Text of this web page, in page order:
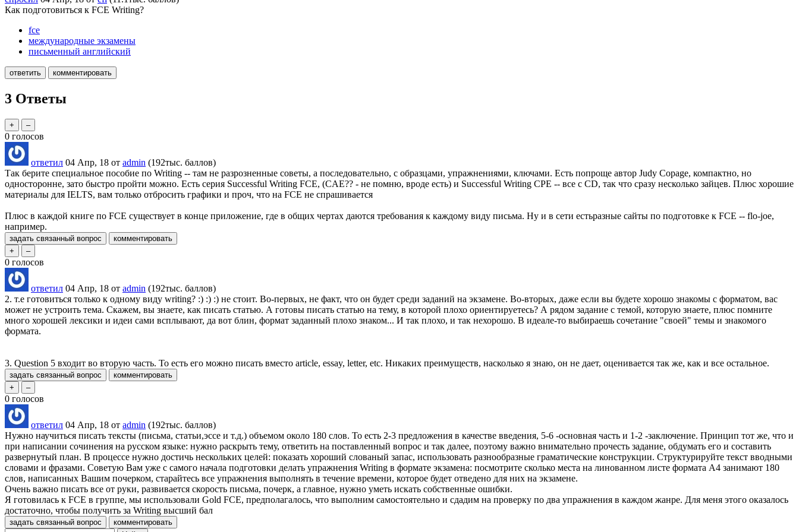
Как подготовиться к FCE Writing?
fce
международные экзамены
письменный английский
3 Ответы
0 голосов
ответил 04 Апр, 18 от admin (192тыс. баллов)
Так берите специальное пособие по Writing -- там не разрозненные советы, а последовательно, с образцами, упражнениями, ключами. Есть попроще автор Judy Copage, компактно, но
односторонне, зато быстро пройти можно. Есть серия Successful Writing FCE, (CAE?? - не помню, вроде есть) и Successful Writing CPE -- все с СD, так что сразу несколько зайцев. Плюс хорошие
материалы для IELTS, вам только отбросить графики и проч, что на FCE не спрашивается
Плюс в каждой книге по FCE существует в конце приложение, где в общих чертах даются требования к каждому виду письма. Ну и в сети естьразные сайты по подготовке к FCE -- flo-joe,
например.
0 голосов
ответил 04 Апр, 18 от admin (192тыс. баллов)
2. т.е готовиться только к одному виду writing? :) :) :) не стоит. Во-первых, не факт, что он будет среди заданий на экзамене. Во-вторых, даже если вы будете хорошо знакомы с форматом, вас
может не устроить тема. Скажем, вы знаете, как писать статью. А готовы писать статью на тему, в которой плохо ориентируетесь? А рядом задание с темой, которую знаете, плюс помните
много хорошей лексики и идеи сами всплывают, да вот блин, формат заданный плохо знаком... И так плохо, и так нехорошо. В идеале-то выбираешь сочетание "своей" темы и знакомого
формата.
3. Question 5 входит во вторую часть. То есть его можно писать вместо article, essay, letter, etc. Никаких преимуществ, насколько я знаю, он не дает, оценивается так же, как и все остальное.
0 голосов
ответил 04 Апр, 18 от admin (192тыс. баллов)
Нужно научиться писать тексты (письма, статьи,эссе и т.д.) объемом около 180 слов. То есть 2-3 предложения в качестве введения, 5-6 -основная часть и 1-2 -заключение. Принцип тот же, что и
при написании сочинения на русском языке: нужно раскрыть тему, ответить на поставленный вопрос и так далее, поэтому важно внимательно прочесть задание, обдумать его и составить
развернутый план. В процессе нужно достичь нескольких целей: показать хороший слованый запас, использовать разнообразные граматические конструкции. Структурируйте текст вводными
словами и фразами. Советую Вам уже с самого начала подготовки делать упражнения Writing в формате экзамена: посмотрите сколько места на линованном листе формата А4 занимают 180
слов, написанных Вашим почерком, старайтесь все упражнения выполнять в течение времени, которое будет отведено для них на экзамене.
Очень важно писать все от руки, развивается скорость письма, почерк, а главное, нужно уметь искать собственные ошибки.
Я готовилась к FCE в группе, мы использовали Gold FCE, предполагалось, что выполним самостоятельно и сдадим на проверку по два упражнения в каждом жанре. Для меня этого оказалось
достаточно, чтобы получить за Writing высший бал